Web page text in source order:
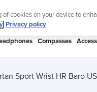
🔺Suunto Core 2
Compasses
Sport Wrist HR Baro
of cookies on your device to
Privacy policy